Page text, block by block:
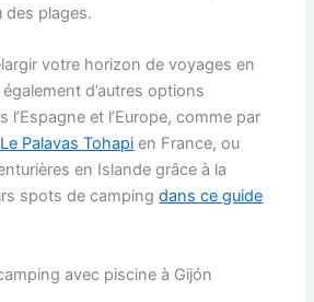
des plages.
votre horizon de voyages en
d’autres options
l’Espagne et l’Europe, comme par
Palavas Tohapi en France, ou
en Islande grâce à la
spots de campingdans ce guide
avec piscine à Gijón